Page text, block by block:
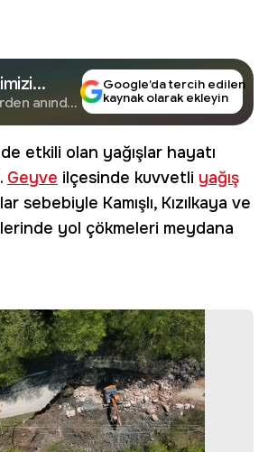
Takip
anında
Google’da tercih edilen
kaynak olarak ekleyin
etkili olan yağışlar hayatı
Geyve ilçesinde kuvvetli yağış
sebebiyle Kamışlı, Kızılkaya ve
yol çökmeleri meydana